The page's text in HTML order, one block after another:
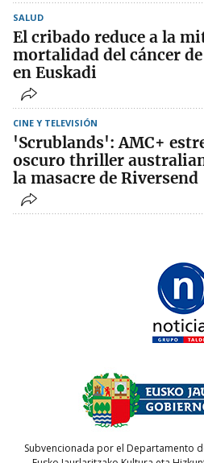
SALUD
El cribado reduce a la
mortalidad del cáncer
en Euskadi
CINE Y TELEVISIÓN
'Scrublands': AMC+
oscuro thriller
la masacre de Riversend
Subvencionada por el Departamento